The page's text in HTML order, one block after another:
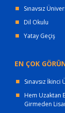
Sınavsız
Dil Okulu
Yatay Geçiş
EN ÇOK
Sınavsız
Hem Uzaktan
Girmeden